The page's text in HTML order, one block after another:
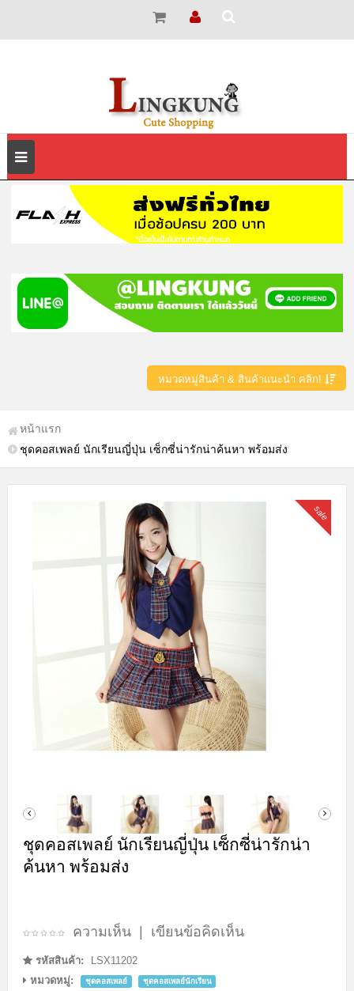
หมวดหมู่สินค้า & สินค้าแนะนำ คลิก!
หน้าแรก
ชุดคอสเพลย์ นักเรียนญี่ปุ่น เซ็กซี่น่ารักน่าค้นหา พร้อมส่ง
sale
ชุดคอสเพลย์ นักเรียนญี่ปุ่น เซ็กซี่น่ารักน่า
ค้นหา พร้อมส่ง
ความเห็น | เขียนข้อคิดเห็น
รหัสสินค้า:
LSX11202
หมวดหมู่:
ชุดคอสเพลย์ ชุดคอสเพลย์นักเรียน